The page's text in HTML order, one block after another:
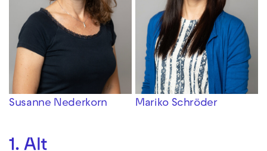
Susanne Nederkorn Mariko Schröder
1. Alt